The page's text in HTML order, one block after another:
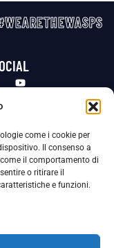
come i cookie per
Il consenso a
il comportamento di
o ritirare il
e funzioni.
specializzata che vigila sulle modalità
personali.